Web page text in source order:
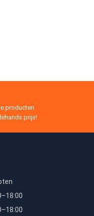
producten
prijs!